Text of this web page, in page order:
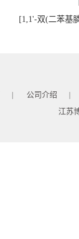
[1,1'-双(二苯基
| 公司介绍 |
江苏